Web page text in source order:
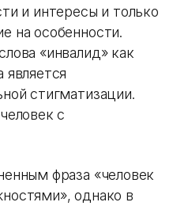
и интересы и только
на особенности.
«инвалид» как
является
стигматизации.
с
фраза «человек
однако в